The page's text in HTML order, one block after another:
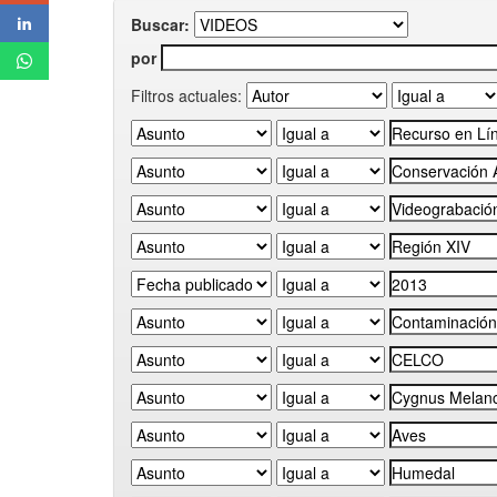
Buscar:
por
Filtros actuales: